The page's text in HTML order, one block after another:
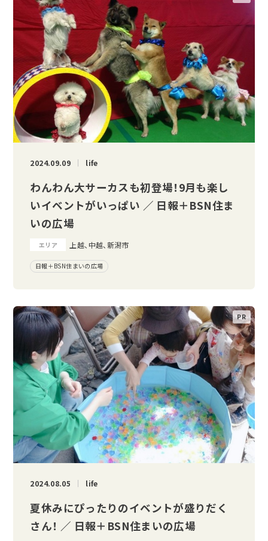
2024.09.09 life
わんわん大サーカスも初登場！9月も楽し
いイベントがいっぱい ／ 日報＋BSN住ま
いの広場
エリア 上越、中越、新潟市
日報＋BSN住まいの広場
2024.08.05 life
夏休みにぴったりのイベントが盛りだく
さん！ ／ 日報＋BSN住まいの広場